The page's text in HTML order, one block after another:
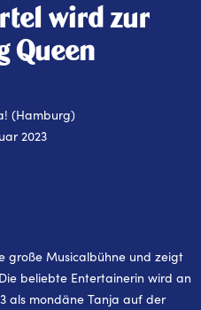
wird zur
Queen
(Hamburg)
2023
große Musicalbühne und zeigt
beliebte Entertainerin wird an
als mondäne Tanja auf der